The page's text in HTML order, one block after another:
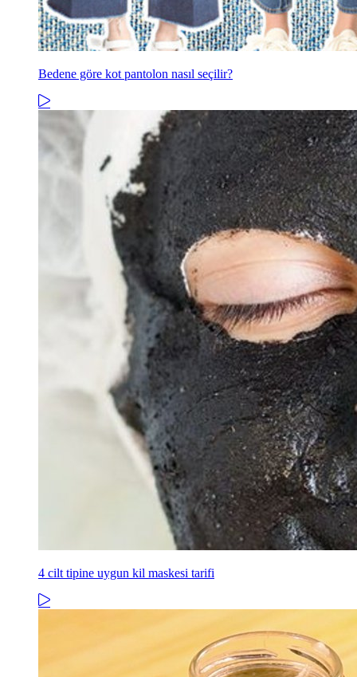
Bedene göre kot pantolon nasıl seçilir?
4 cilt tipine uygun kil maskesi tarifi